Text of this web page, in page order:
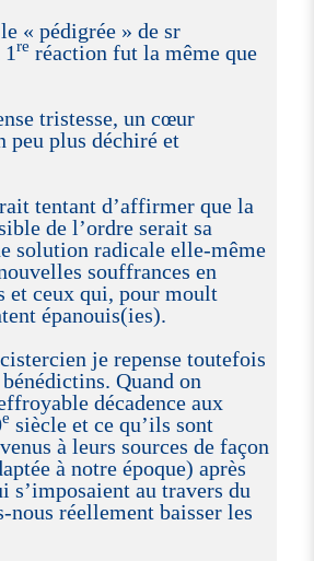
« pédigrée » de sr
re réaction fut la même que
tristesse, un cœur
peu plus déchiré et
tentant d’affirmer que la
de l’ordre serait sa
solution radicale elle-même
souffrances en
et ceux qui, pour moult
épanouis(ies).
je repense toutefois
Quand on
décadence aux
e siècle et ce qu’ils sont
à leurs sources de façon
à notre époque) après
s’imposaient au travers du
nous réellement baisser les